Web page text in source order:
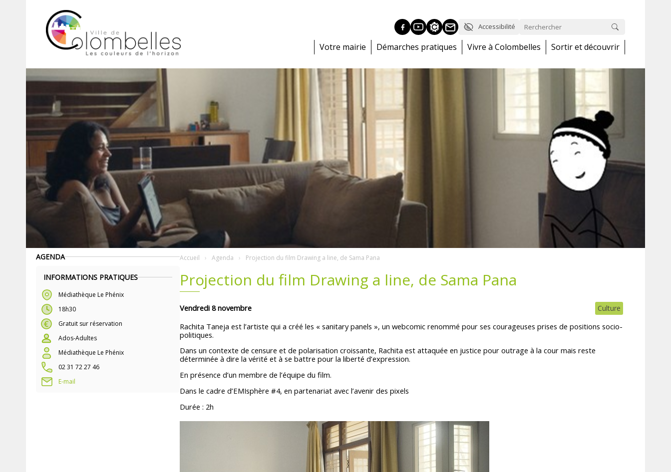
Accessibilité
Votre mairie Démarches pratiques Vivre à Colombelles Sortir et découvrir
AGENDA
INFORMATIONS PRATIQUES
Médiathèque Le Phénix
18h30
Gratuit sur réservation
Ados-Adultes
Médiathèque Le Phénix
02 31 72 27 46
E-mail
Accueil Agenda Projection du film Drawing a line, de Sama Pana
Projection du film Drawing a line, de Sama Pana
Vendredi 8 novembre Culture
Rachita Taneja est l’artiste qui a créé les « sanitary panels », un webcomic renommé pour ses courageuses prises de positions socio-
politiques.
Dans un contexte de censure et de polarisation croissante, Rachita est attaquée en justice pour outrage à la cour mais reste
déterminée à dire la vérité et à se battre pour la liberté d’expression.
En présence d’un membre de l’équipe du film.
Dans le cadre d’EMIsphère #4, en partenariat avec l’avenir des pixels
Durée : 2h